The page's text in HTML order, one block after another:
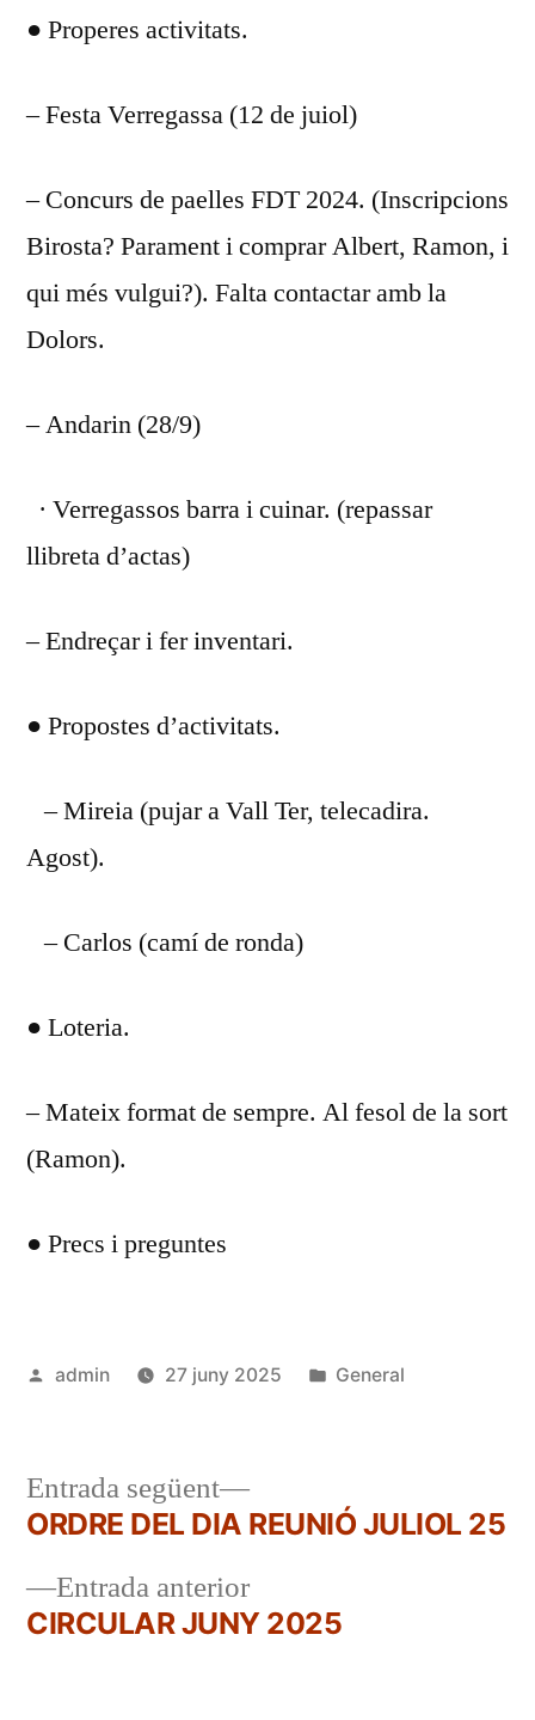
● Properes activitats.
– Festa Verregassa (12 de juiol)
– Concurs de paelles FDT 2024. (Inscripcions
Birosta? Parament i comprar Albert, Ramon, i
qui més vulgui?). Falta contactar amb la
Dolors.
– Andarin (28/9)
· Verregassos barra i cuinar. (repassar
llibreta d’actas)
– Endreçar i fer inventari.
● Propostes d’activitats.
– Mireia (pujar a Vall Ter, telecadira.
Agost).
– Carlos (camí de ronda)
● Loteria.
– Mateix format de sempre. Al fesol de la sort
(Ramon).
● Precs i preguntes
Publicat
admin 27 juny 2025
Publicat
General
Navegació
d'entrades
Entrada anteriorEntrada
anterior:
CIRCULAR JUNY 2025
Entrada següent
Entrada
següent:
ORDRE DEL DIA REUNIÓ JULIOL 25